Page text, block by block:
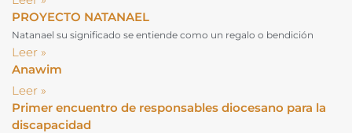
PROYECTO NATANAEL
Natanael su significado se entiende como un regalo o bendición
Leer »
Anawim
Leer »
Primer encuentro de responsables diocesano para la
discapacidad